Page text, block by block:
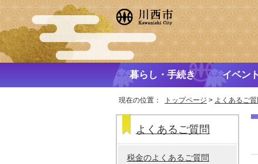
暮らし・手続き イベン
現在の位置： トップページ > よくあるご質
よくあるご質問
税金のよくあるご質問